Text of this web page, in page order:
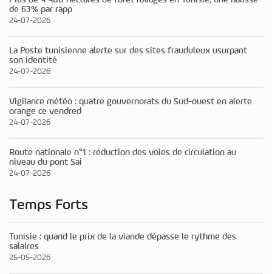
de 63% par rapp
24-07-2026
La Poste tunisienne alerte sur des sites frauduleux usurpant
son identité
24-07-2026
Vigilance météo : quatre gouvernorats du Sud-ouest en alerte
orange ce vendred
24-07-2026
Route nationale n°1 : réduction des voies de circulation au
niveau du pont Sai
24-07-2026
Temps Forts
Tunisie : quand le prix de la viande dépasse le rythme des
salaires
25-05-2026